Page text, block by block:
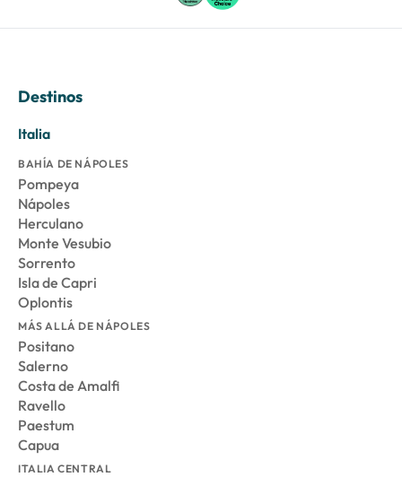
Destinos
Italia
BAHÍA DE NÁPOLES
Pompeya
Nápoles
Herculano
Monte Vesubio
Sorrento
Isla de Capri
Oplontis
MÁS ALLÁ DE NÁPOLES
Positano
Salerno
Costa de Amalfi
Ravello
Paestum
Capua
ITALIA CENTRAL